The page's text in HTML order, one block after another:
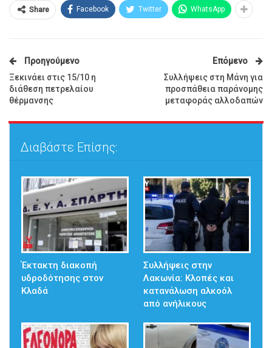
Share Facebook Twitter WhatsApp
Προηγούμενο
Ξεκινάει στις 15/10 η
διάθεση πετρελαίου
θέρμανσης
Επόμενο
Συλλήψεις στη Μάνη για
προσπάθεια παράνομης
μεταφοράς αλλοδαπών
Διαβάστε Επίσης:
Έκτακτη διακοπή
υδροδότησης στον
Κλαδά
Συλλήψεις στην
Λακωνία: Κλοπές και
κατανάλωση αλκοόλ
από ανήλικους